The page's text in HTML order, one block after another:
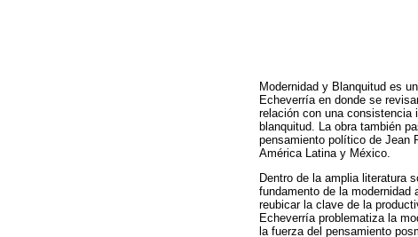
Modernidad y Blanquitud es
Echeverría en donde se
relación con una consistencia
blanquitud. La obra también
pensamiento político de Jean
América Latina y México.
Dentro de la amplia literatura
fundamento de la
reubicar la clave de la
Echeverría problematiza la
la fuerza del pensamiento